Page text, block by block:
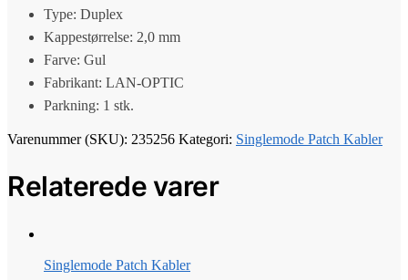
Type: Duplex
Kappestørrelse: 2,0 mm
Farve: Gul
Fabrikant: LAN-OPTIC
Parkning: 1 stk.
Varenummer (SKU): 235256 Kategori: Singlemode Patch Kabler
Relaterede varer
Singlemode Patch Kabler